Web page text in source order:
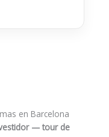
en Barcelona
— tour de